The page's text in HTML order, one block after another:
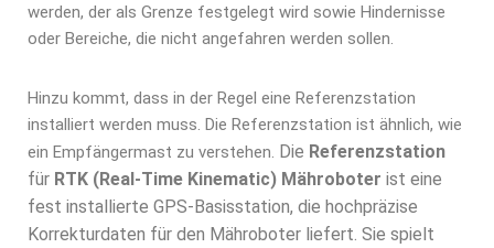
werden, der als Grenze festgelegt wird sowie Hindernisse
oder Bereiche, die nicht angefahren werden sollen.
Hinzu kommt, dass in der Regel eine Referenzstation
installiert werden muss. Die Referenzstation ist ähnlich, wie
ein Empfängermast zu verstehen. Die Referenzstation
für RTK (Real-Time Kinematic) Mähroboter ist eine
fest installierte GPS-Basisstation, die hochpräzise
Korrekturdaten für den Mähroboter liefert. Sie spielt